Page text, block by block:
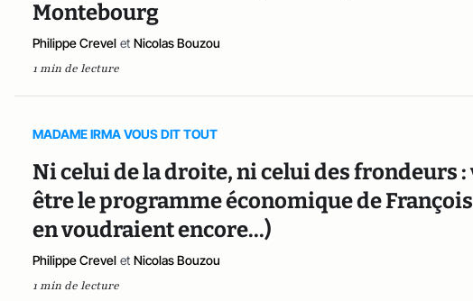
Montebourg
Philippe Crevel et Nicolas Bouzou
1 min de lecture
MADAME IRMA VOUS DIT TOUT
Ni celui de la droite, ni celui des frondeurs
être le programme économique de
en voudraient encore...)
Philippe Crevel et Nicolas Bouzou
1 min de lecture